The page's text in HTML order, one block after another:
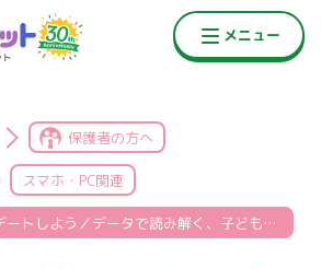
保護者の方へ
スマホ・PC関連
保護者もアップデートしよう／データで読み解く、子どもとスマホ【第30回】